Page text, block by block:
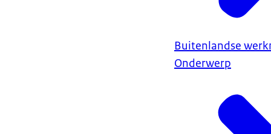
Buitenlandse
Onderwerp